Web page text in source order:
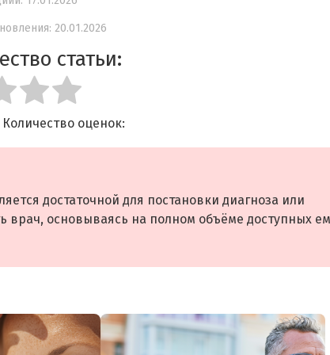
20.01.2026
статьи:
Количество оценок:
достаточной для постановки диагноза или
основываясь на полном объёме доступных